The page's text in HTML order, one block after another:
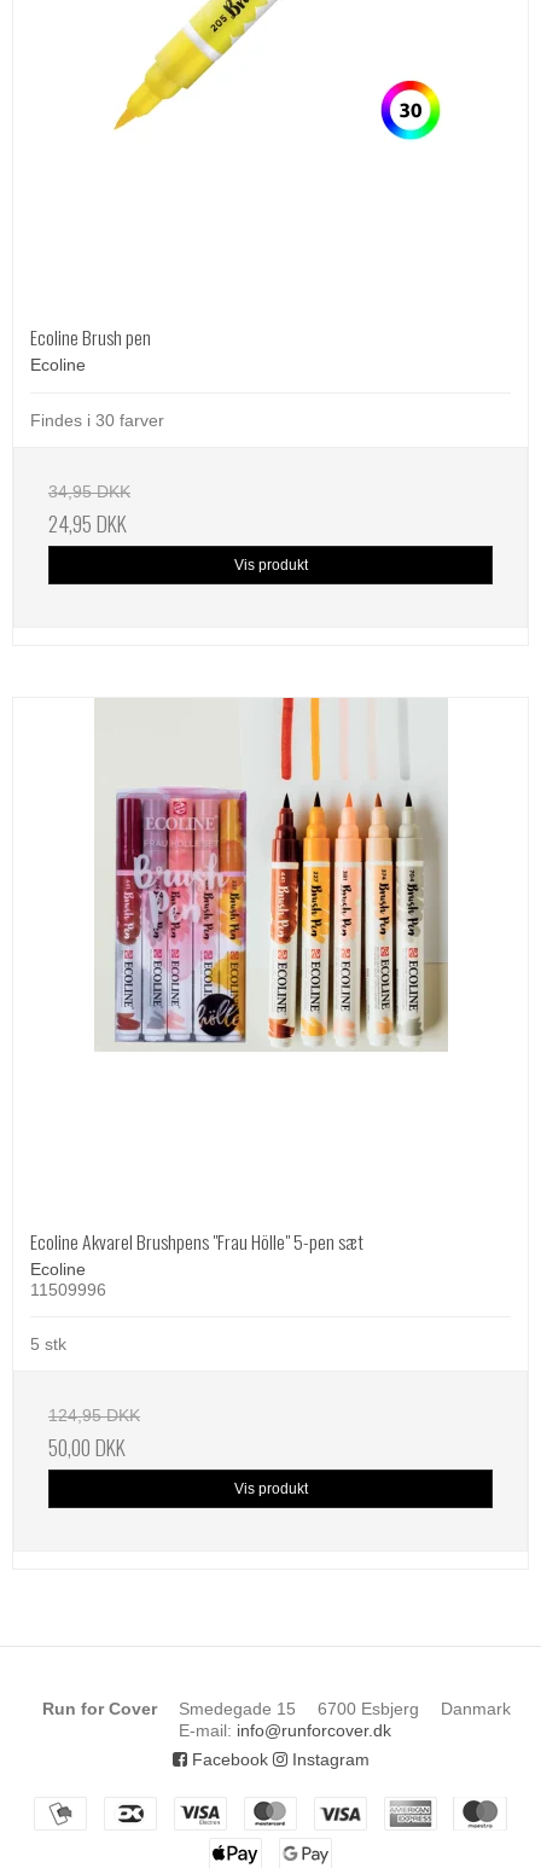
Ecoline Brush pen
Ecoline
Findes i 30 farver
34,95 DKK
24,95 DKK
Vis produkt
Ecoline Akvarel Brushpens "Frau Hölle" 5-pen sæt
Ecoline
11509996
5 stk
124,95 DKK
50,00 DKK
Vis produkt
Run for Cover Smedegade 15 6700 Esbjerg
Danmark
E-mail: info@runforcover.dk
Facebook
Instagram